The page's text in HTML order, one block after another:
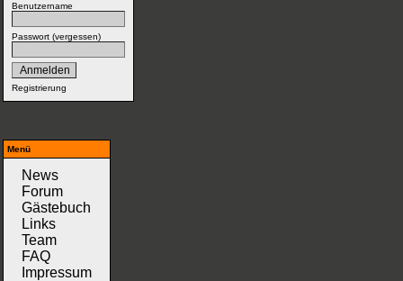
Benutzername
Passwort (vergessen)
Registrierung
Menü
News
Forum
Gästebuch
Links
Team
FAQ
Impressum